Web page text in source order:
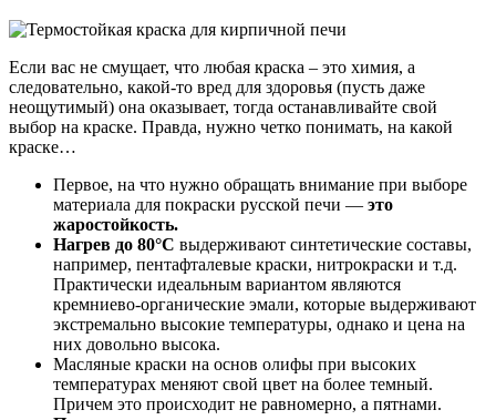
Если вас не смущает, что любая краска – это химия, а
следовательно, какой-то вред для здоровья (пусть даже
неощутимый) она оказывает, тогда останавливайте свой
выбор на краске. Правда, нужно четко понимать, на какой
краске…
Первое, на что нужно обращать внимание при выборе
материала для покраски русской печи — это
жаростойкость.
Нагрев до 80°С выдерживают синтетические составы,
например, пентафталевые краски, нитрокраски и т.д.
Практически идеальным вариантом являются
кремниево-органические эмали, которые выдерживают
экстремально высокие температуры, однако и цена на
них довольно высока.
Масляные краски на основ олифы при высоких
температурах меняют свой цвет на более темный.
Причем это происходит не равномерно, а пятнами.